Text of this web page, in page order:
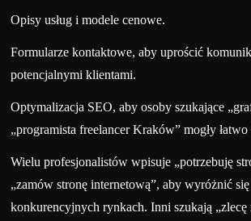
Opisy usług i modele cenowe.
Formularze kontaktowe, aby uprościć
potencjalnymi klientami.
Optymalizacja SEO, aby osoby szukające
„programista freelancer Kraków” mogły
Wielu profesjonalistów wpisuje „potrzebuję
„zamów stronę internetową”, aby wyróżnić się
konkurencyjnych rynkach. Inni szukają „zlecę